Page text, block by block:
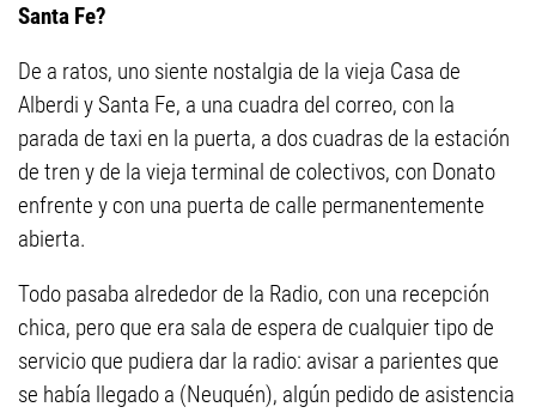
Santa Fe?
De a ratos, uno siente nostalgia de la vieja Casa de
Alberdi y Santa Fe, a una cuadra del correo, con la
parada de taxi en la puerta, a dos cuadras de la estación
de tren y de la vieja terminal de colectivos, con Donato
enfrente y con una puerta de calle permanentemente
abierta.
Todo pasaba alrededor de la Radio, con una recepción
chica, pero que era sala de espera de cualquier tipo de
servicio que pudiera dar la radio: avisar a parientes que
se había llegado a (Neuquén), algún pedido de asistencia